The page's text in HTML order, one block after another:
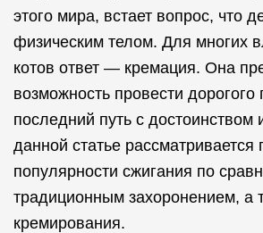
этого мира, встает вопрос, что
физическим телом. Для многих
котов ответ — кремация. Она
возможность провести дорогого
последний путь с
данной статье рассматривается
популярности сжигания по
традиционным захоронением, а
кремирования.